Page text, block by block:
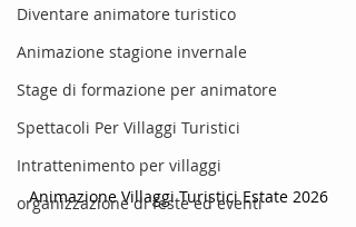
Diventare animatore turistico
Animazione stagione invernale
Stage di formazione per animatore
Spettacoli Per Villaggi Turistici
Intrattenimento per villaggi
organizzazione di feste ed eventi
Animazione Villaggi Turistici Estate 2026